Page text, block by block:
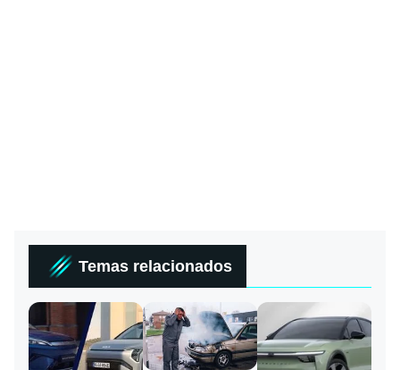
Temas relacionados